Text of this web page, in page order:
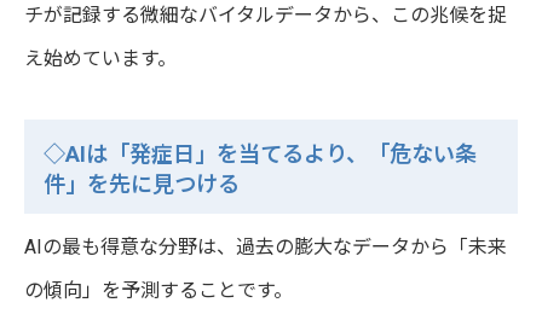
チが記録する微細なバイタルデータから、この兆候を捉
え始めています。
◇AIは「発症日」を当てるより、「危ない条
件」を先に見つける
AIの最も得意な分野は、過去の膨大なデータから「未来
の傾向」を予測することです。